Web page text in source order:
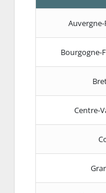
Bourgogne-
Centre-